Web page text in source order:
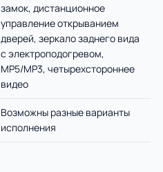
замок, дистанционное
управление открыванием
дверей, зеркало заднего вида
с электроподогревом,
MP5/MP3, четырехстороннее
видео
Возможны разные варианты
исполнения